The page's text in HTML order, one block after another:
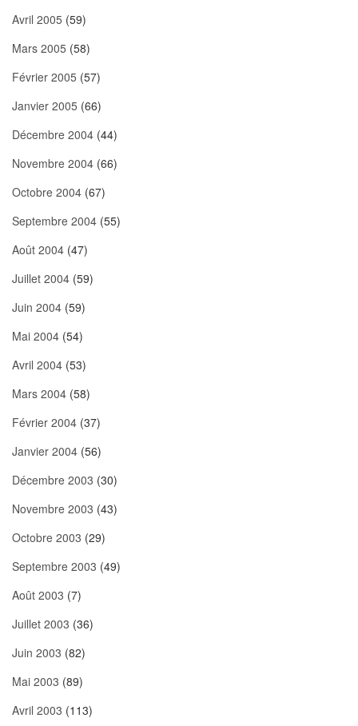
Avril 2005 (59)
Mars 2005 (58)
Février 2005 (57)
Janvier 2005 (66)
Décembre 2004 (44)
Novembre 2004 (66)
Octobre 2004 (67)
Septembre 2004 (55)
Août 2004 (47)
Juillet 2004 (59)
Juin 2004 (59)
Mai 2004 (54)
Avril 2004 (53)
Mars 2004 (58)
Février 2004 (37)
Janvier 2004 (56)
Décembre 2003 (30)
Novembre 2003 (43)
Octobre 2003 (29)
Septembre 2003 (49)
Août 2003 (7)
Juillet 2003 (36)
Juin 2003 (82)
Mai 2003 (89)
Avril 2003 (113)